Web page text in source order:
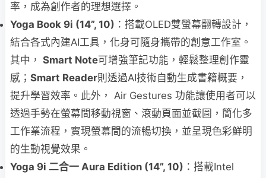
率，成為創作者的理想選擇。
Yoga Book 9i (14”, 10) ：搭載OLED雙螢幕翻轉設計，
結合各式內建AI工具，化身可隨身攜帶的創意工作室。
其中， Smart Note可增強筆記功能，輕鬆整理創作靈
感； Smart Reader則透過AI技術自動生成書籍概要，
提升學習效率。此外， Air Gestures 功能讓使用者可以
透過手勢在螢幕間移動視窗、滾動頁面並截圖，簡化多
工作業流程，實現螢幕間的流暢切換，並呈現色彩鮮明
的生動視覺效果。
Yoga 9i 二合一 Aura Edition (14”, 10) ：搭載Intel